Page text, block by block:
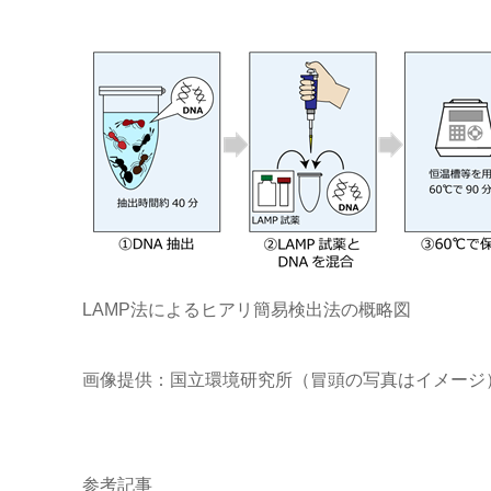
LAMP法によるヒアリ簡易検出法の概略図
画像提供：国立環境研究所（冒頭の写真はイメージ
参考記事